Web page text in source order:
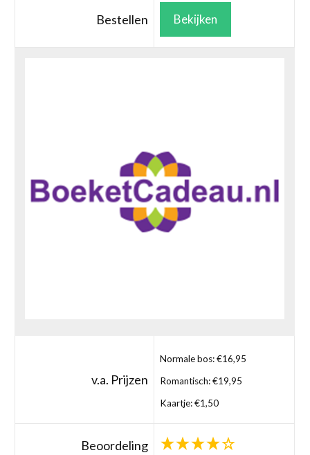
Bestellen Bekijken
v.a. Prijzen
Normale bos: €16,95
Romantisch: €19,95
Kaartje: €1,50
Beoordeling